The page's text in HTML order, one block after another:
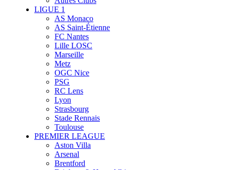
LIGUE 1
AS Monaco
AS Saint-Étienne
FC Nantes
Lille LOSC
Marseille
Metz
OGC Nice
PSG
RC Lens
Lyon
Strasbourg
Stade Rennais
Toulouse
PREMIER LEAGUE
Aston Villa
Arsenal
Brentford